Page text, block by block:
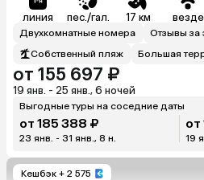
линия пес./гал. 17 км везде
Двухкомнатные номера
Отзывы за
Собственный пляж
Большая
от 155 697 ₽
19 янв. - 25 янв., 6 ночей
Выгодные туры на соседние даты
от 185 388 ₽
23 янв. - 31 янв., 8 н.
от
19
Кешбэк + 2 575